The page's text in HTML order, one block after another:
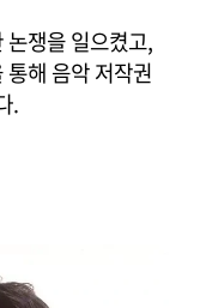
논쟁을 일으켰고,
해 음악 저작권
.